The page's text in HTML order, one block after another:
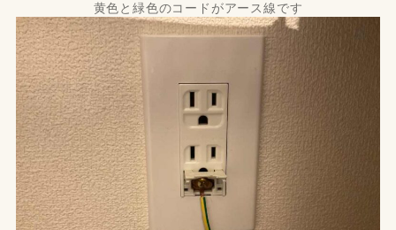
黄色と緑色のコードがアース線です